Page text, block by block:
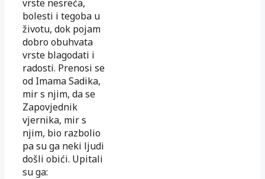
vrste nesreća,
bolesti i tegoba u
životu, dok pojam
dobro obuhvata
vrste blagodati i
radosti. Prenosi se
od Imama Sadika,
mir s njim, da se
Zapovjednik
vjernika, mir s
njim, bio razbolio
pa su ga neki ljudi
došli obići. Upitali
su ga: